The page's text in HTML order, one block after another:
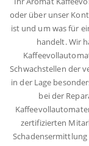
oder über unser
ist und um was für
handelt. Wir
Schwachstellen der
in der Lage
bei der
zertifizierten
Schadensermittlung